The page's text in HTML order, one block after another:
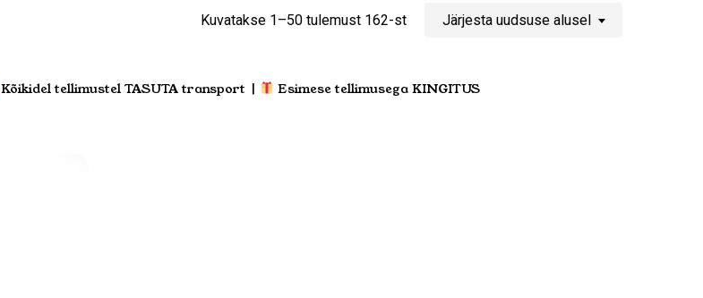
Kuvatakse 1–50 tulemust 162-stSorditud
järgi
Järjesta uudsuse alusel
Kõikidel tellimustel TASUTA transport | Esimese tellimusega KINGITUS